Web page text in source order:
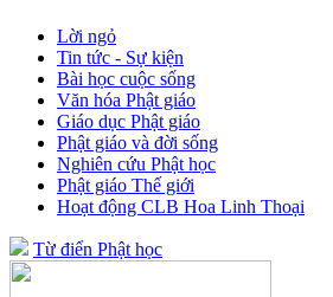
Lời ngỏ
Tin tức - Sự kiện
Bài học cuộc sống
Văn hóa Phật giáo
Giáo dục Phật giáo
Phật giáo và đời sống
Nghiên cứu Phật học
Phật giáo Thế giới
Hoạt động CLB Hoa Linh Thoại
Từ điển Phật học